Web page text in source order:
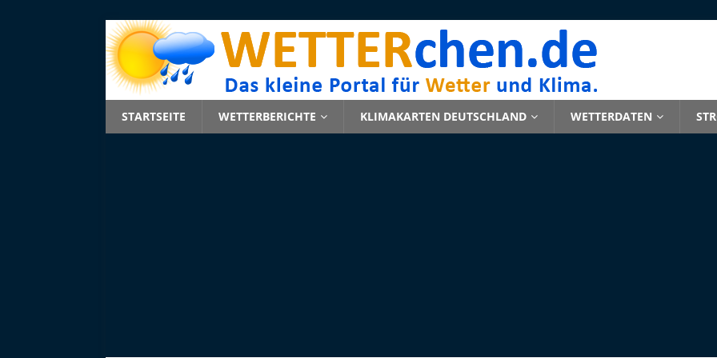
STARTSEITE WETTERBERICHTE KLIMAKARTEN DEUTSCHLAND WETTERDATEN